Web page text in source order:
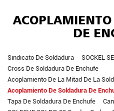
DE
Sindicato De Soldadura
SOCKEL
Cross De Soldadura De Enchufe
Acoplamiento De La Mitad De La
Acoplamiento De Soldadura De
Tapa De Soldadura De Enchufe